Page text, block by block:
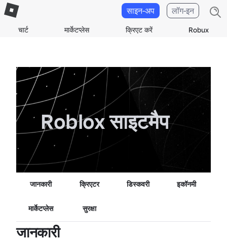
चार्ट मार्केटप्लेस क्रिएट करें Robux
साइन-अप लॉग-इन
Roblox साइटमैप
जानकारी क्रिएटर डिस्कवरी इकॉनमी
मार्केटप्लेस सुरक्षा
जानकारी